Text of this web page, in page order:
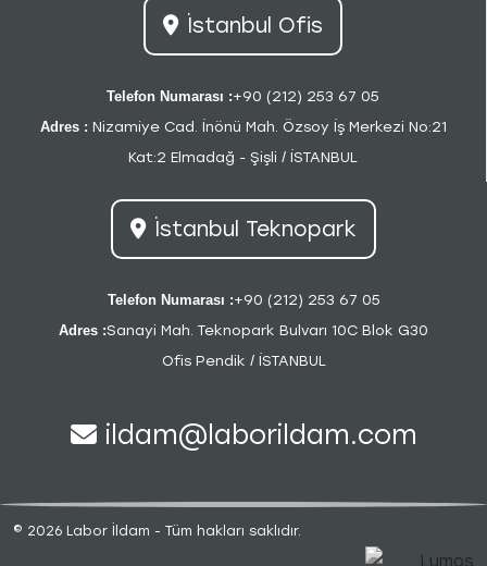
İstanbul Ofis
Telefon Numarası :+90 (212) 253 67 05
Adres : Nizamiye Cad. İnönü Mah. Özsoy İş Merkezi No:21
Kat:2 Elmadağ - Şişli / İSTANBUL
İstanbul Teknopark
Telefon Numarası :+90 (212) 253 67 05
Adres :Sanayi Mah. Teknopark Bulvarı 10C Blok G30
Ofis Pendik / İSTANBUL
ildam@laborildam.com
© 2026 Labor İldam - Tüm hakları saklıdır.